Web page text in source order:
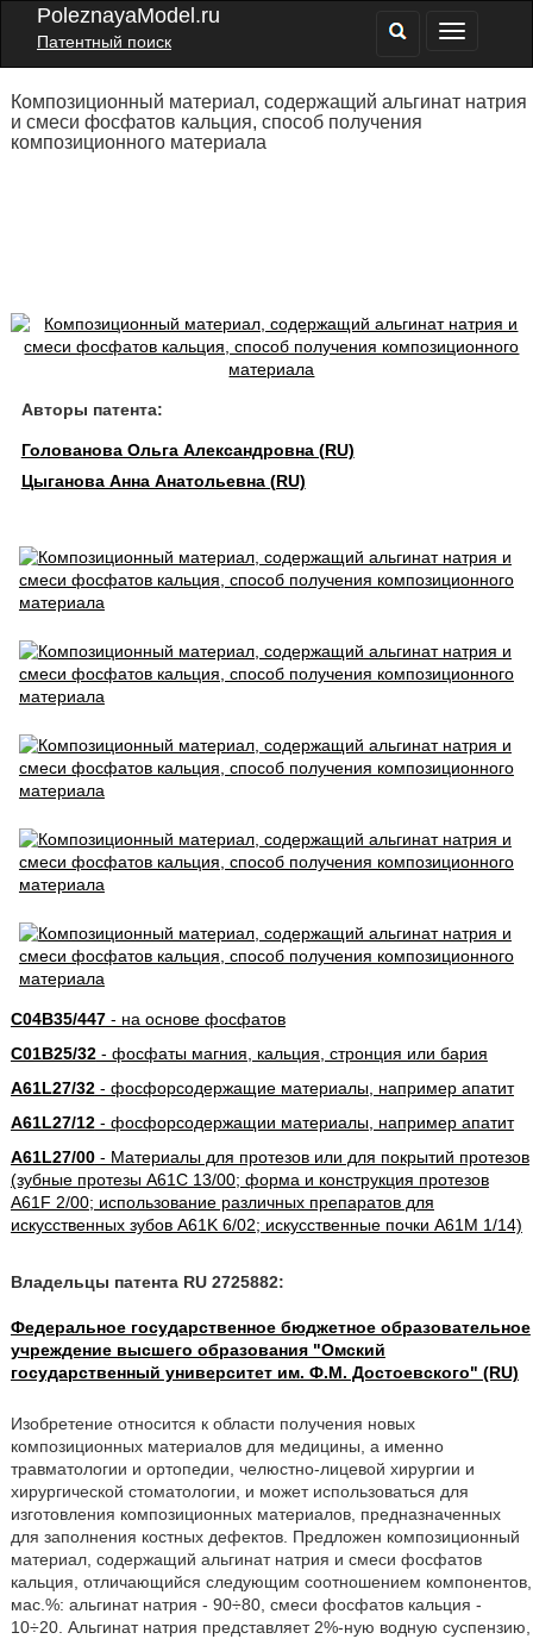
PoleznayaModel.ru
Патентный поиск
Композиционный материал, содержащий альгинат натрия
и смеси фосфатов кальция, способ получения
композиционного материала
Авторы патента:
Голованова Ольга Александровна (RU)
Цыганова Анна Анатольевна (RU)
C04B35/447- на основе фосфатов
C01B25/32- фосфаты магния, кальция, стронция или бария
A61L27/32- фосфорсодержащие материалы, например апатит
A61L27/12- фосфорсодержащии материалы, например апатит
A61L27/00- Материалы для протезов или для покрытий протезов
(зубные протезы A61C 13/00; форма и конструкция протезов
A61F 2/00; использование различных препаратов для
искусственных зубов A61K 6/02; искусственные почки A61M 1/14)
Владельцы патента RU 2725882:
Федеральное государственное бюджетное образовательное
учреждение высшего образования "Омский
государственный университет им. Ф.М. Достоевского" (RU)
Изобретение относится к области получения новых
композиционных материалов для медицины, а именно
травматологии и ортопедии, челюстно-лицевой хирургии и
хирургической стоматологии, и может использоваться для
изготовления композиционных материалов, предназначенных
для заполнения костных дефектов. Предложен композиционный
материал, содержащий альгинат натрия и смеси фосфатов
кальция, отличающийся следующим соотношением компонентов,
мас.%: альгинат натрия - 90÷80, смеси фосфатов кальция -
10÷20. Альгинат натрия представляет 2%-ную водную суспензию,